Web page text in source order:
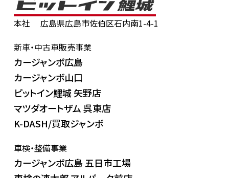
本社
広島県広島市佐伯区石内南1-4-1
新車・中古車販売事業
カージャンボ広島
カージャンボ山口
ピットイン鯉城 矢野店
マツダオートザム 呉東店
K-DASH/買取ジャンボ
車検・整備事業
カージャンボ広島 五日市工場